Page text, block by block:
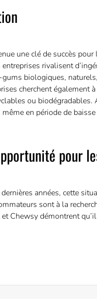
une clé de succès
rivalisent
biologiques,
cherchent également
ou biodégradables.
en période de
pour
années, cette
sont à la
Chewsy démontrent